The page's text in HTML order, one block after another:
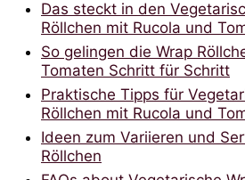
Das steckt in den
Röllchen mit Rucola und
So gelingen die Wrap
Tomaten Schritt für Schritt
Praktische Tipps für
Röllchen mit Rucola und
Ideen zum Variieren und
Röllchen